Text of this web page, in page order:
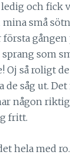
ledig och fick
små
gången
som
Oj så roligt
de såg ut.
någon
fritt.
hela med